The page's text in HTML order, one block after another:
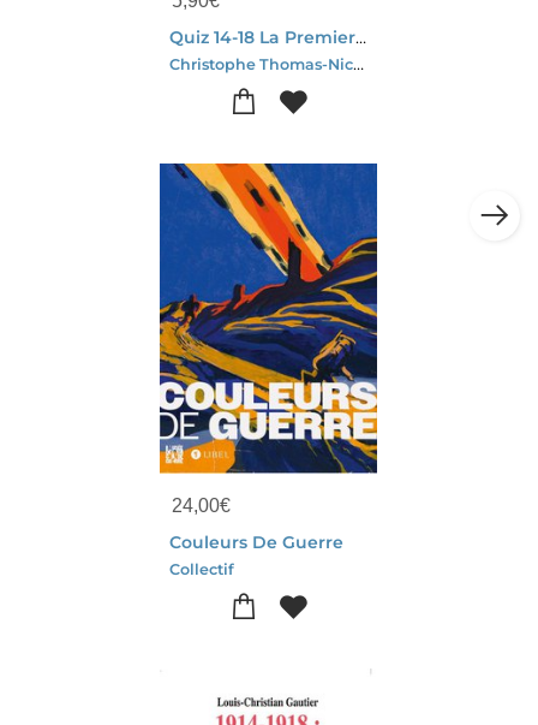
Quiz 14-18 La Premiere Guerre Mondiale : 450 Questions-reponses
Christophe Thomas-Nicolas Czubak
24,00€
Couleurs De Guerre
Collectif